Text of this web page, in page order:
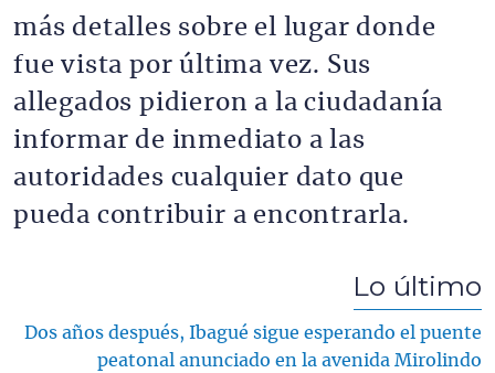
más detalles sobre el lugar donde
fue vista por última vez. Sus
allegados pidieron a la ciudadanía
informar de inmediato a las
autoridades cualquier dato que
pueda contribuir a encontrarla.
Lo último
Dos años después, Ibagué sigue esperando el puente
peatonal anunciado en la avenida Mirolindo